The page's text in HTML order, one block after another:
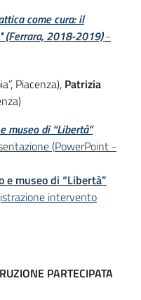
come cura: il
(Ferrara, 2018-2019)-
Piacenza), Patrizia
museo di “Libertà”
(PowerPoint -
e museo di “Libertà”
intervento
PARTECIPATA